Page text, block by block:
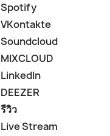
Spotify
VKontakte
Soundcloud
MIXCLOUD
LinkedIn
DEEZER
รีวิว
Live Stream